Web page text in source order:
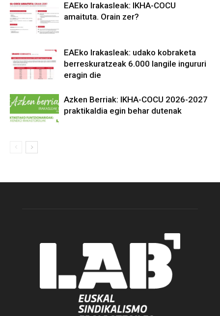
EAEko Irakasleak: IKHA-COCU
amaituta. Orain zer?
EAEko Irakasleak: udako kobraketa
berreskuratzeak 6.000 langile ingururi
eragin die
Azken Berriak: IKHA-COCU 2026-2027
praktikaldia egin behar dutenak